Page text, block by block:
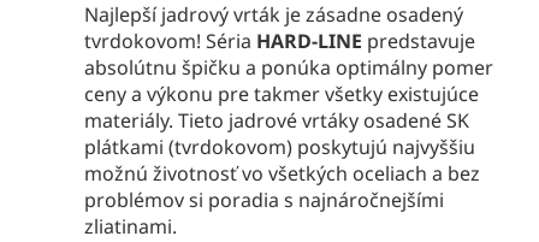
Najlepší jadrový vrták je zásadne osadený
tvrdokovom! Séria HARD-LINE predstavuje
absolútnu špičku a ponúka optimálny pomer
ceny a výkonu pre takmer všetky existujúce
materiály. Tieto jadrové vrtáky osadené SK
plátkami (tvrdokovom) poskytujú najvyššiu
možnú životnosť vo všetkých oceliach a bez
problémov si poradia s najnáročnejšími
zliatinami.